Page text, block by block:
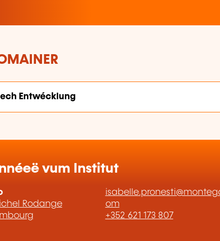
Entwécklung
vum Institut
Rodange
om
+352 621 173 807